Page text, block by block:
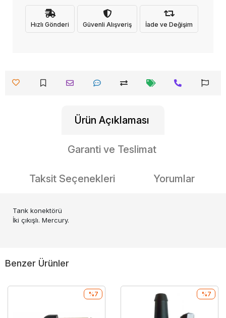
Hızlı Gönderi Güvenli Alışveriş İade ve Değişim
Ürün Açıklaması
Garanti ve Teslimat
Taksit Seçenekleri Yorumlar
Tank konektörü
İki çıkışlı. Mercury.
Benzer Ürünler
%7 %7